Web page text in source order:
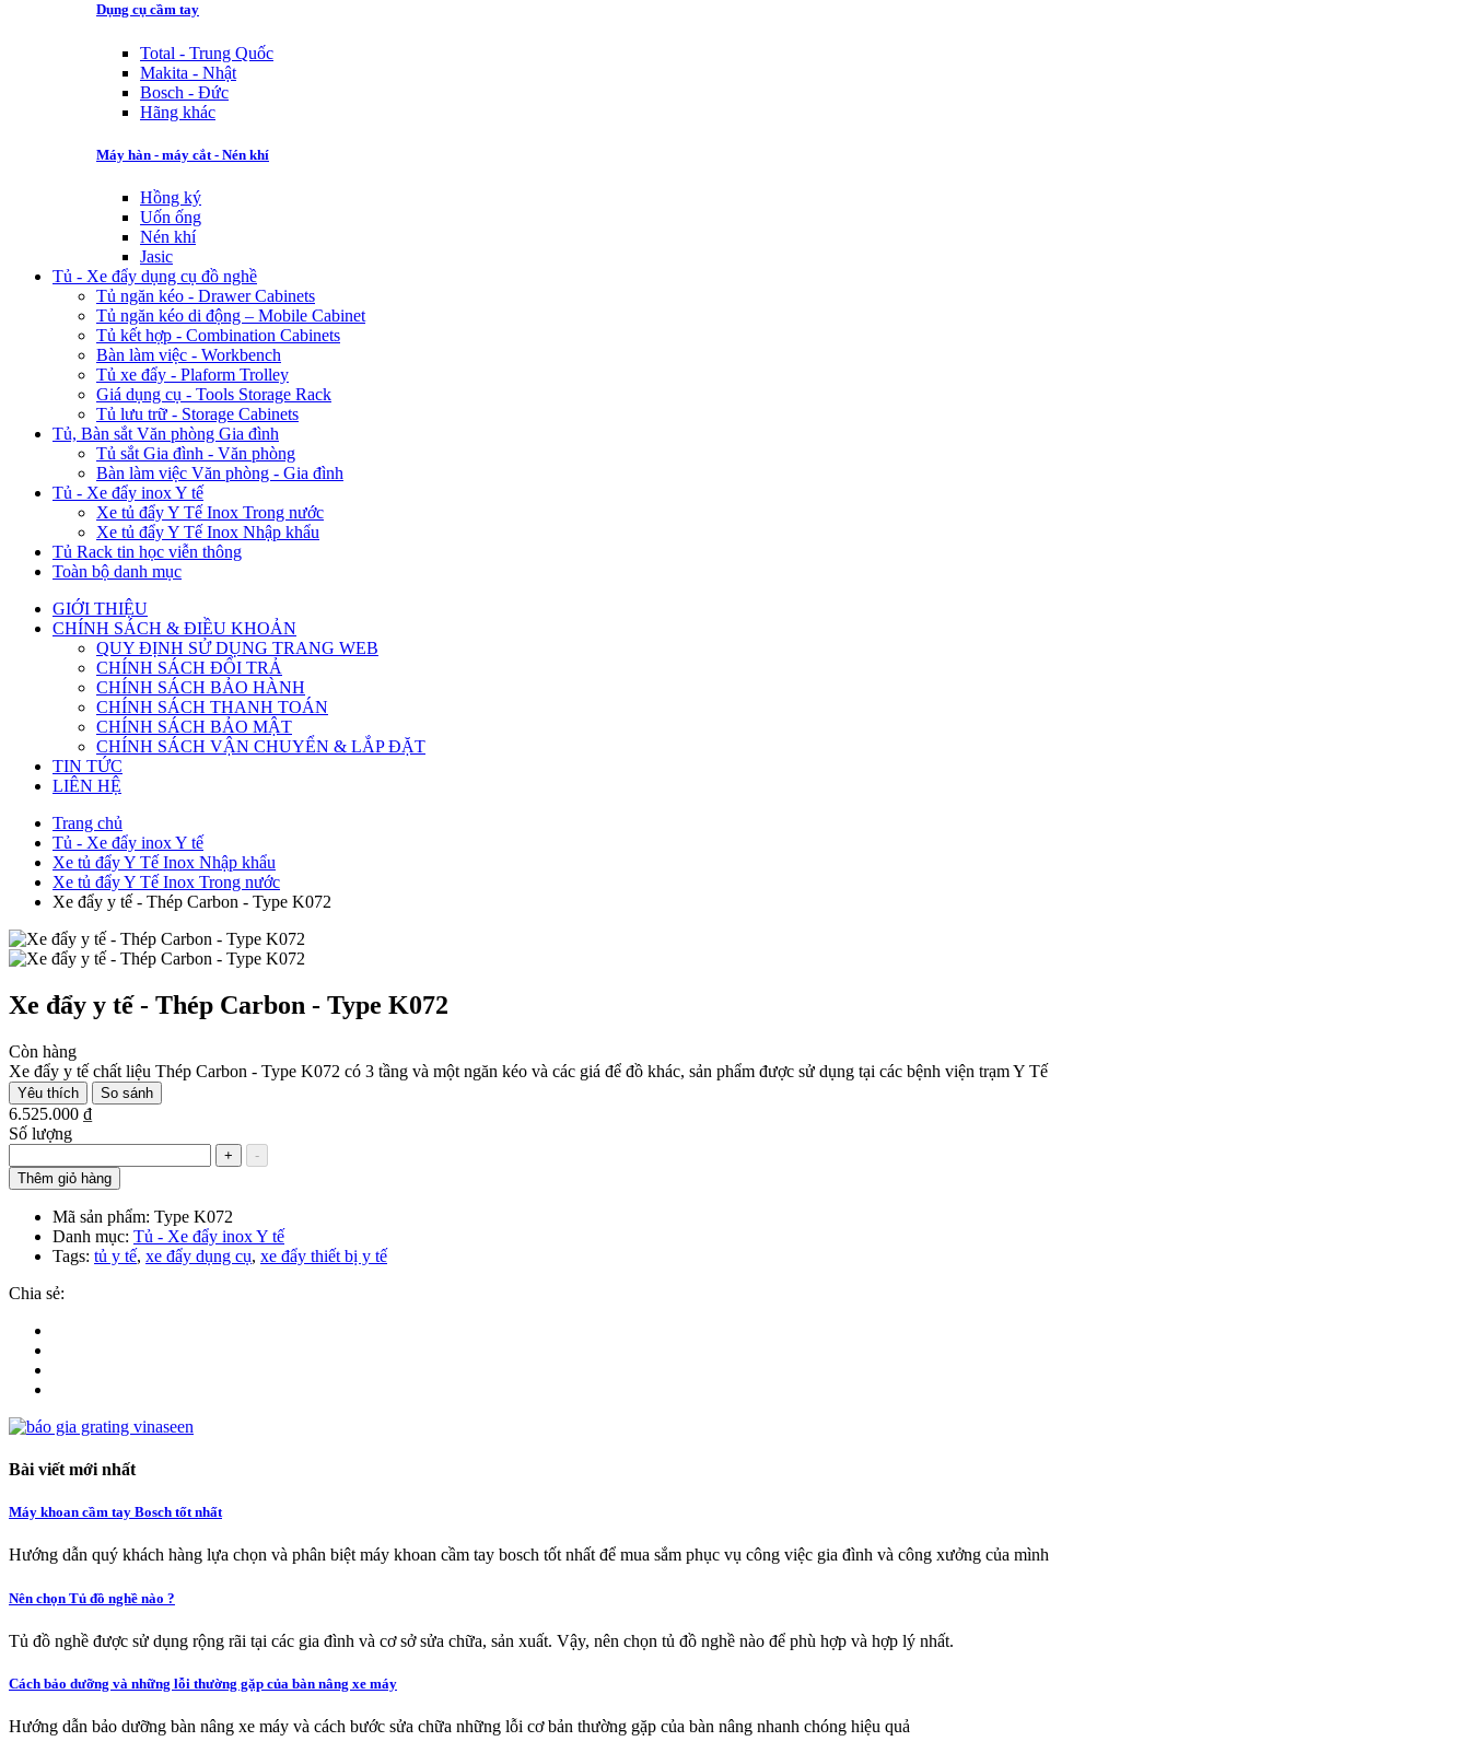
Dụng cụ cầm tay
Total - Trung Quốc
Makita - Nhật
Bosch - Đức
Hãng khác
Máy hàn - máy cắt - Nén khí
Hồng ký
Uốn ống
Nén khí
Jasic
Tủ - Xe đẩy dụng cụ đồ nghề
Tủ ngăn kéo - Drawer Cabinets
Tủ ngăn kéo di động – Mobile Cabinet
Tủ kết hợp - Combination Cabinets
Bàn làm việc - Workbench
Tủ xe đẩy - Plaform Trolley
Giá dụng cụ - Tools Storage Rack
Tủ lưu trữ - Storage Cabinets
Tủ, Bàn sắt Văn phòng Gia đình
Tủ sắt Gia đình - Văn phòng
Bàn làm việc Văn phòng - Gia đình
Tủ - Xe đẩy inox Y tế
Xe tủ đẩy Y Tế Inox Trong nước
Xe tủ đẩy Y Tế Inox Nhập khẩu
Tủ Rack tin học viễn thông
Toàn bộ danh mục
GIỚI THIỆU
CHÍNH SÁCH & ĐIỀU KHOẢN
QUY ĐỊNH SỬ DỤNG TRANG WEB
CHÍNH SÁCH ĐỔI TRẢ
CHÍNH SÁCH BẢO HÀNH
CHÍNH SÁCH THANH TOÁN
CHÍNH SÁCH BẢO MẬT
CHÍNH SÁCH VẬN CHUYỂN & LẮP ĐẶT
TIN TỨC
LIÊN HỆ
Trang chủ
Tủ - Xe đẩy inox Y tế
Xe tủ đẩy Y Tế Inox Nhập khẩu
Xe tủ đẩy Y Tế Inox Trong nước
Xe đẩy y tế - Thép Carbon - Type K072
Xe đẩy y tế - Thép Carbon - Type K072
Còn hàng
Xe đẩy y tế chất liệu Thép Carbon - Type K072 có 3 tầng và một ngăn kéo và các giá để đồ khác, sản phẩm được sử dụng tại các bệnh viện trạm Y Tế
Yêu thích So sánh
6.525.000 ₫
Số lượng
+
-
Thêm giỏ hàng
Mã sản phẩm: Type K072
Danh mục: Tủ - Xe đẩy inox Y tế
Tags: tủ y tế, xe đẩy dụng cụ, xe đẩy thiết bị y tế
Chia sẻ:
Bài viết mới nhất
Máy khoan cầm tay Bosch tốt nhất
Hướng dẫn quý khách hàng lựa chọn và phân biệt máy khoan cầm tay bosch tốt nhất để mua sắm phục vụ công việc gia đình và công xưởng của mình
Nên chọn Tủ đồ nghề nào ?
Tủ đồ nghề được sử dụng rộng rãi tại các gia đình và cơ sở sửa chữa, sản xuất. Vậy, nên chọn tủ đồ nghề nào để phù hợp và hợp lý nhất.
Cách bảo dưỡng và những lỗi thường gặp của bàn nâng xe máy
Hướng dẫn bảo dưỡng bàn nâng xe máy và cách bước sửa chữa những lỗi cơ bản thường gặp của bàn nâng nhanh chóng hiệu quả